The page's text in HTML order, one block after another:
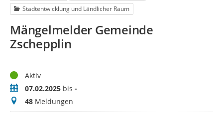
Stadtentwicklung und Ländlicher Raum
Mängelmelder Gemeinde
Zschepplin
StatusAktiv
Zeitraum07.02.2025 bis -
Meldungen
48 Meldungen